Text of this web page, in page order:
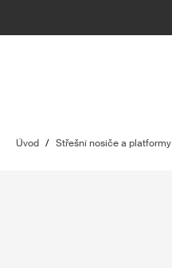
Úvod / Střešní nosiče a platformy